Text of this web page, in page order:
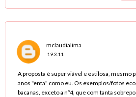
mclaudialima
19.3.11
A proposta é super viável e estilosa, mesmo
anos "enta" como eu. Os exemplos/fotos
bacanas, exceto a nº4, que com tanta